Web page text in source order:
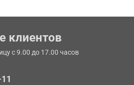
клиентов
с 9.00 до 17.00 часов